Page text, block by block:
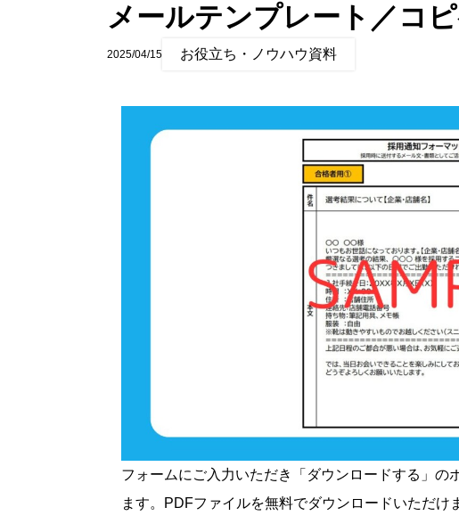
メールテンプレート／コ
2025/04/15 お役立ち・ノウハウ資料
フォームにご入力いただき「ダウンロードする」の
ます。PDFファイルを無料でダウンロードいただけ